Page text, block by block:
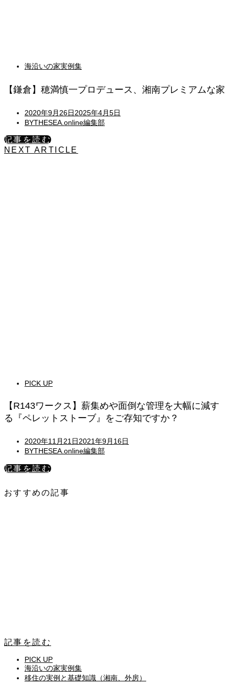
海沿いの家実例集
【鎌倉】穂満慎一プロデュース、湘南プレミアムな家
Posted
on
2020年9月26日2025年4月5日
BYTHESEA.online編集部
記事を読む
NEXT ARTICLE
PICK UP
【R143ワークス】薪集めや面倒な管理を大幅に減す
る『ペレットストーブ』をご存知ですか？
Posted
on
2020年11月21日2021年9月16日
BYTHESEA.online編集部
記事を読む
おすすめの記事
記事を読む
PICK UP
海沿いの家実例集
移住の実例と基礎知識（湘南、外房）